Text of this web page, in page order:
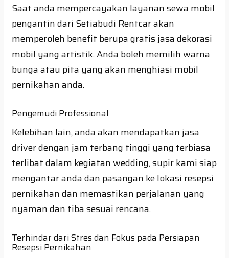
Saat anda mempercayakan layanan sewa mobil
pengantin dari Setiabudi Rentcar akan
memperoleh benefit berupa gratis jasa dekorasi
mobil yang artistik. Anda boleh memilih warna
bunga atau pita yang akan menghiasi mobil
pernikahan anda.
Pengemudi Professional
Kelebihan lain, anda akan mendapatkan jasa
driver dengan jam terbang tinggi yang terbiasa
terlibat dalam kegiatan wedding, supir kami siap
mengantar anda dan pasangan ke lokasi resepsi
pernikahan dan memastikan perjalanan yang
nyaman dan tiba sesuai rencana.
Terhindar dari Stres dan Fokus pada Persiapan
Resepsi Pernikahan